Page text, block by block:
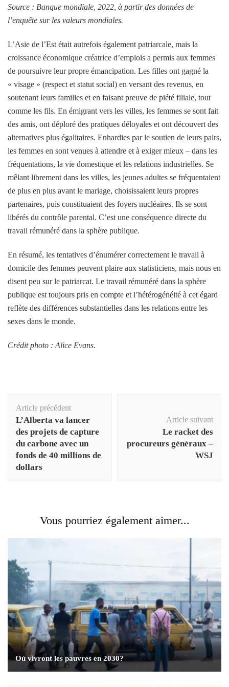
Source : Banque mondiale, 2022, à partir des données de
l’enquête sur les valeurs mondiales.
L’Asie de l’Est était autrefois également patriarcale, mais la
croissance économique créatrice d’emplois a permis aux femmes
de poursuivre leur propre émancipation. Les filles ont gagné la
« visage » (respect et statut social) en versant des revenus, en
soutenant leurs familles et en faisant preuve de piété filiale, tout
comme les fils. En émigrant vers les villes, les femmes se sont fait
des amis, ont déploré des pratiques déloyales et ont découvert des
alternatives plus égalitaires. Enhardies par le soutien de leurs pairs,
les femmes en sont venues à attendre et à exiger mieux – dans les
fréquentations, la vie domestique et les relations industrielles. Se
mêlant librement dans les villes, les jeunes adultes se fréquentaient
de plus en plus avant le mariage, choisissaient leurs propres
partenaires, puis constituaient des foyers nucléaires. Ils se sont
libérés du contrôle parental. C’est une conséquence directe du
travail rémunéré dans la sphère publique.
En résumé, les tentatives d’énumérer correctement le travail à
domicile des femmes peuvent plaire aux statisticiens, mais nous en
disent peu sur le patriarcat. Le travail rémunéré dans la sphère
publique est toujours pris en compte et l’hétérogénéité à cet égard
reflète des différences substantielles dans les relations entre les
sexes dans le monde.
Crédit photo : Alice Evans.
d'article
Article précédent
L’Alberta va lancer
des projets de capture
du carbone avec un
fonds de 40 millions de
dollars
Article suivant
Le racket des
procureurs généraux –
WSJ
Vous pourriez également aimer...
Où vivront les pauvres en 2030?